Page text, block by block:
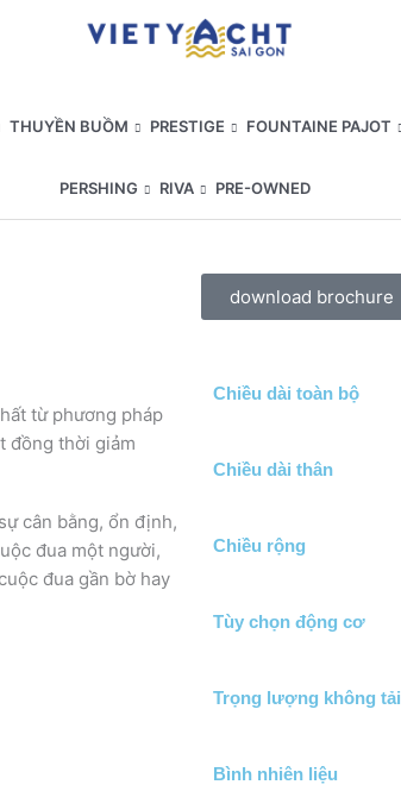
THUYỀN BUỒM PRESTIGE FOUNTAINE PAJOT
PERSHING RIVA PRE-OWNED
từ phương pháp
đồng thời giảm
cân bằng, ổn định,
đua một người,
đua gần bờ hay
download brochure
Chiều dài toàn bộ
Chiều dài thân
Chiều rộng
Tùy chọn động cơ
Trọng lượng không tải
Bình nhiên liệu